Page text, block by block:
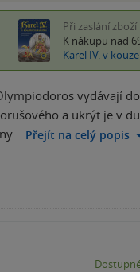
Při zaslání
K nákupu nad
Karel IV. v
vydávají
a ukrýt je v
Přejít na celý popis